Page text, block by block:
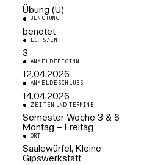
Übung (Ü)
BENOTUNG
benotet
ECTS/LN
3
ANMELDEBEGINN
12.04.2026
ANMELDESCHLUSS
14.04.2026
ZEITEN UND TERMINE
Semester Woche 3 & 6
Montag – Freitag
ORT
Saalewürfel, Kleine
Gipswerkstatt